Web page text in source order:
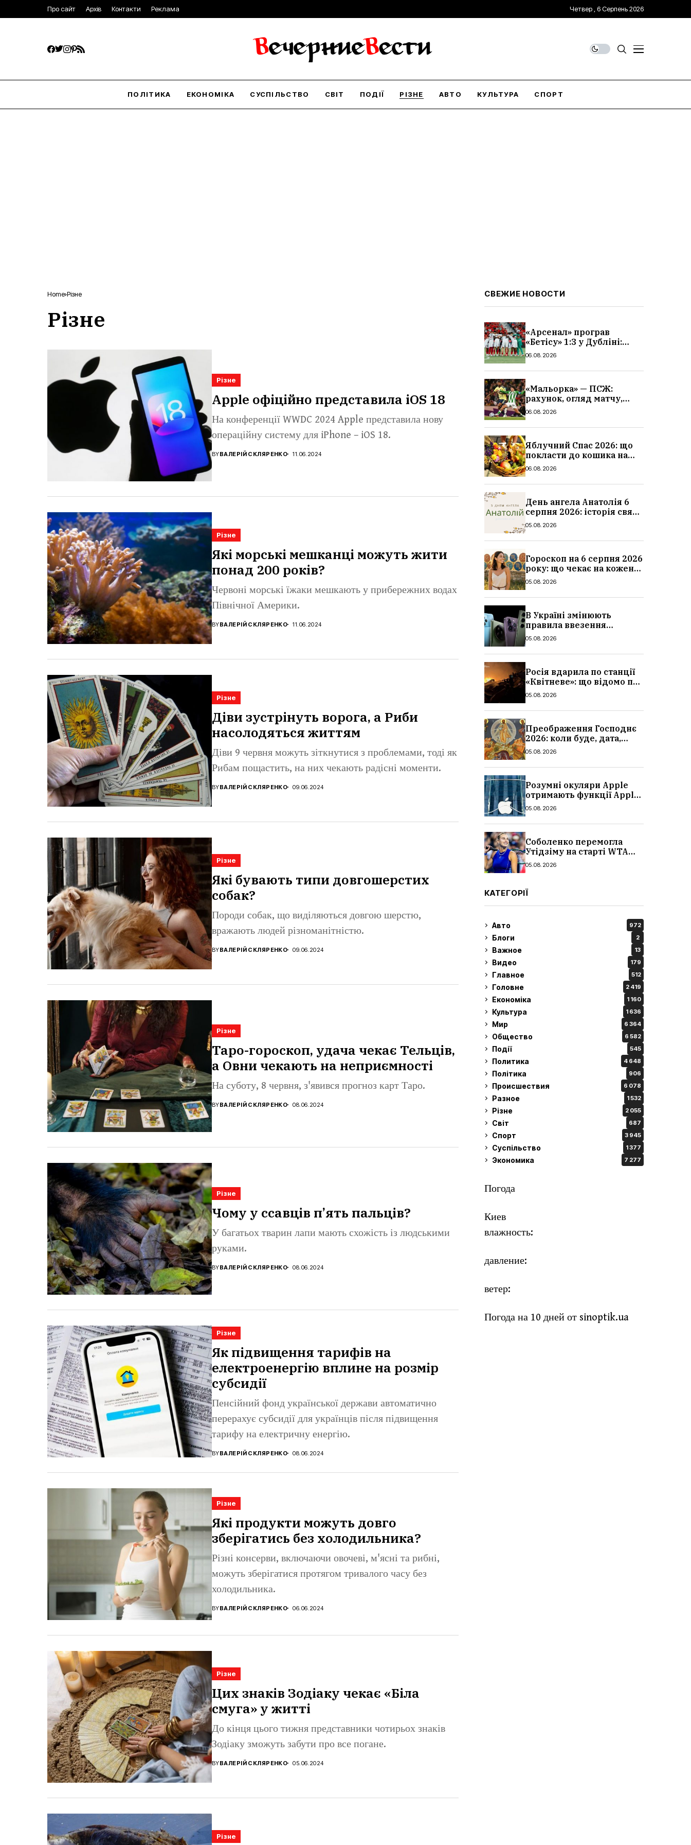
Про сайт Архів Контакти Реклама Четвер , 6 Серпень 2026
ПОЛІТИКА ЕКОНОМІКА СУСПІЛЬСТВО СВІТ ПОДІЇ РІЗНЕ АВТО КУЛЬТУРА СПОРТ
Home Різне
Різне
Різне
Apple офіційно представила iOS 18
На конференції WWDC 2024 Apple представила нову
операційну систему для iPhone – iOS 18.
BYВАЛЕРІЙ СКЛЯРЕНКО 11.06.2024
Різне
Які морські мешканці можуть жити
понад 200 років?
Червоні морські їжаки мешкають у прибережних водах
Північної Америки.
BYВАЛЕРІЙ СКЛЯРЕНКО 11.06.2024
Різне
Діви зустрінуть ворога, а Риби
насолодяться життям
Діви 9 червня можуть зіткнутися з проблемами, тоді як
Рибам пощастить, на них чекають радісні моменти.
BYВАЛЕРІЙ СКЛЯРЕНКО 09.06.2024
Різне
Які бувають типи довгошерстих
собак?
Породи собак, що виділяються довгою шерстю,
вражають людей різноманітністю.
BYВАЛЕРІЙ СКЛЯРЕНКО 09.06.2024
Різне
Таро-гороскоп, удача чекає Тельців,
а Овни чекають на неприємності
На суботу, 8 червня, з'явився прогноз карт Таро.
BYВАЛЕРІЙ СКЛЯРЕНКО 08.06.2024
Різне
Чому у ссавців п’ять пальців?
У багатьох тварин лапи мають схожість із людськими
руками.
BYВАЛЕРІЙ СКЛЯРЕНКО 08.06.2024
Різне
Як підвищення тарифів на
електроенергію вплине на розмір
субсидії
Пенсійний фонд української держави автоматично
перерахує субсидії для українців після підвищення
тарифу на електричну енергію.
BYВАЛЕРІЙ СКЛЯРЕНКО 08.06.2024
Різне
Які продукти можуть довго
зберігатись без холодильника?
Різні консерви, включаючи овочеві, м'ясні та рибні,
можуть зберігатися протягом тривалого часу без
холодильника.
BYВАЛЕРІЙ СКЛЯРЕНКО 06.06.2024
Різне
Цих знаків Зодіаку чекає «Біла
смуга» у житті
До кінця цього тижня представники чотирьох знаків
Зодіаку зможуть забути про все погане.
BYВАЛЕРІЙ СКЛЯРЕНКО 05.06.2024
Різне
СВЕЖИЕ НОВОСТИ
«Арсенал» програв
«Бетісу» 1:3 у Дубліні:
огляд матчу та всі голи
06.08.2026
«Мальорка» — ПСЖ:
рахунок, огляд матчу,
голи та склад парижан
06.08.2026
Яблучний Спас 2026: що
покласти до кошика на
освячення, які фрукти,
06.08.2026
День ангела Анатолія 6
серпня 2026: історія свята,
значення імені,
прозі
05.08.2026
Гороскоп на 6 серпня 2026
року: що чекає на кожен
знак зодіаку
05.08.2026
В Україні змінюють
правила ввезення
смартфонів: що буде з
контроль IMEI
05.08.2026
Росія вдарила по станції
«Квітневе»: що відомо про
жертв на Київщині,
05.08.2026
Преображення Господнє
2026: коли буде, дата,
традиції та заборони, що
05.08.2026
Розумні окуляри Apple
отримають функції Apple
Watch: що відомо,
дата виходу
05.08.2026
Соболенко перемогла
Утідзіму на старті WTA
1000 у Торонто: результат
05.08.2026
КАТЕГОРІЇ
Авто 972
Блоги 2
Важное 13
Видео 179
Главное 512
Головне 2 419
Економіка 1 160
Культура 1 636
Мир 6 364
Общество 6 582
Події 545
Политика 4 648
Політика 906
Происшествия 6 078
Разное 1 532
Різне 2 055
Світ 687
Спорт 3 945
Суспільство 1 377
Экономика 7 277
Погода
Киев
влажность:
давление:
ветер:
Погода на 10 дней от sinoptik.ua